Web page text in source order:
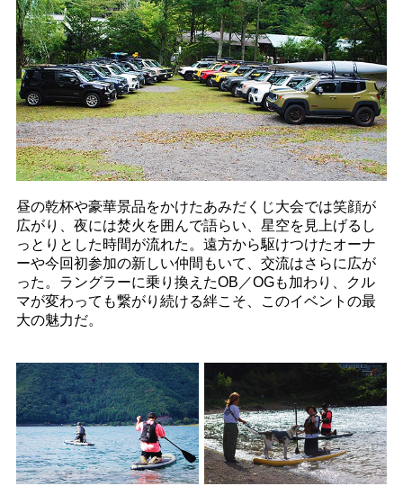
昼の乾杯や豪華景品をかけたあみだくじ大会では笑顔が
広がり、夜には焚火を囲んで語らい、星空を見上げるし
っとりとした時間が流れた。遠方から駆けつけたオーナ
ーや今回初参加の新しい仲間もいて、交流はさらに広が
った。ラングラーに乗り換えたOB／OGも加わり、クル
マが変わっても繋がり続ける絆こそ、このイベントの最
大の魅力だ。